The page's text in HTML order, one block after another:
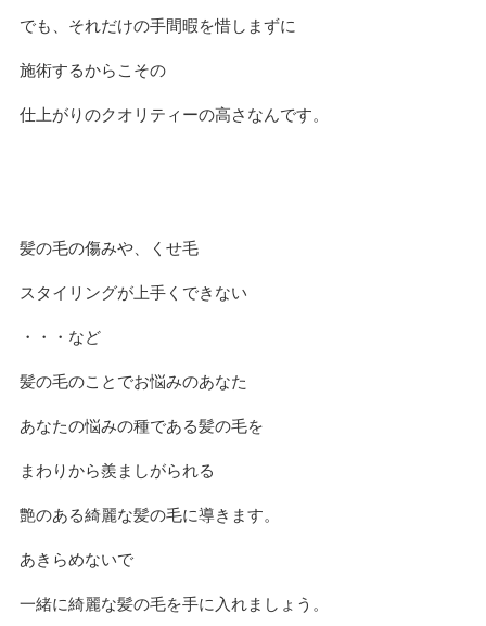
でも、それだけの手間暇を惜しまずに
施術するからこその
仕上がりのクオリティーの高さなんです。
髪の毛の傷みや、くせ毛
スタイリングが上手くできない
・・・など
髪の毛のことでお悩みのあなた
あなたの悩みの種である髪の毛を
まわりから羨ましがられる
艶のある綺麗な髪の毛に導きます。
あきらめないで
一緒に綺麗な髪の毛を手に入れましょう。